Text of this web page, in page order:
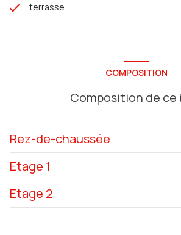
terrasse
COMPOSITION
Composition de ce
Rez-de-chaussée
salon/sejour
buanderie
Etage 1
Palier
Etage 2